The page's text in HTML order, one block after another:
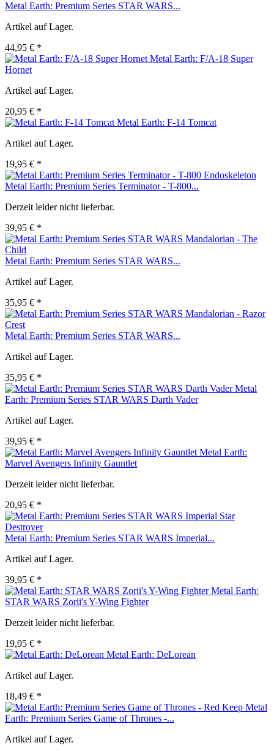
Metal Earth: Premium Series STAR WARS...
Artikel auf Lager.
44,95 € *
Metal Earth: F/A-18 Super
Hornet
Artikel auf Lager.
20,95 € *
Metal Earth: F-14 Tomcat
Artikel auf Lager.
19,95 € *
Metal Earth: Premium Series Terminator - T-800...
Derzeit leider nicht lieferbar.
39,95 € *
Metal Earth: Premium Series STAR WARS...
Artikel auf Lager.
35,95 € *
Metal Earth: Premium Series STAR WARS...
Artikel auf Lager.
35,95 € *
Metal
Earth: Premium Series STAR WARS Darth Vader
Artikel auf Lager.
39,95 € *
Metal Earth:
Marvel Avengers Infinity Gauntlet
Derzeit leider nicht lieferbar.
20,95 € *
Metal Earth: Premium Series STAR WARS Imperial...
Artikel auf Lager.
39,95 € *
Metal Earth:
STAR WARS Zorii's Y-Wing Fighter
Derzeit leider nicht lieferbar.
19,95 € *
Metal Earth: DeLorean
Artikel auf Lager.
18,49 € *
Metal
Earth: Premium Series Game of Thrones -...
Artikel auf Lager.